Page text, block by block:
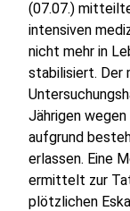
(07.07.)
intensiven
nicht mehr in
stabilisiert. Der
Jährigen
aufgrund
erlassen. Eine
ermittelt zur
plötzlichen